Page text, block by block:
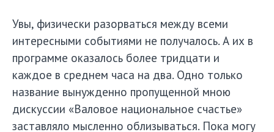
Увы, физически разорваться между всеми
интересными событиями не получалось. А их в
программе оказалось более тридцати и
каждое в среднем часа на два. Одно только
название вынужденно пропущенной мною
дискуссии «Валовое национальное счастье»
заставляло мысленно облизываться. Пока могу